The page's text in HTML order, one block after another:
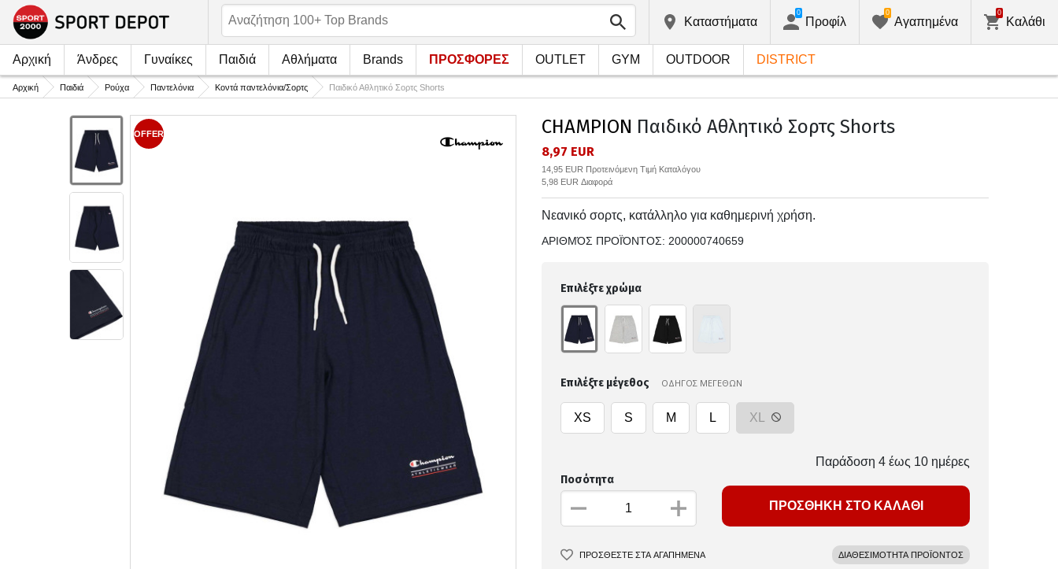
Kαταστήματα Προφίλ
0
Αγαπημένα
0
Καλάθι
0
Αρχική Άνδρες Γυναίκες Παιδιά Αθλήματα Brands ΠΡΟΣΦΟΡΕΣ OUTLET GYM OUTDOOR DISTRICT
Αρχική Παιδιά Ρούχα Παντελόνια Κοντά παντελόνια/Σορτς Παιδικό Αθλητικό Σορτς Shorts
OFFER CHAMPION Παιδικό Αθλητικό Σορτς Shorts
8,97 EUR
14,95 EUR Προτεινόμενη Τιμή Καταλόγου
5,98 EUR Διαφορά
Νεανικό σορτς, κατάλληλο για καθημερινή χρήση.
ΑΡΙΘΜΌΣ ΠΡΟΪΌΝΤΟΣ: 200000740659
Επιλέξτε χρώμα
Επιλέξτε μέγεθος ΟΔΗΓΟΣ ΜΕΓΕΘΩΝ
XS S M L XL
Παράδοση 4 έως 10 ημέρες
Ποσότητα
ΠΡΟΣΘΗΚΗ ΣΤΟ ΚΑΛΑΘΙ
ΠΡΟΣΘΕΣΤΕ ΣΤΑ ΑΓΑΠΗΜΕΝΑ ΔΙΑΘΕΣΙΜΟΤΗΤΑ ΠΡΟΪΟΝΤΟΣ